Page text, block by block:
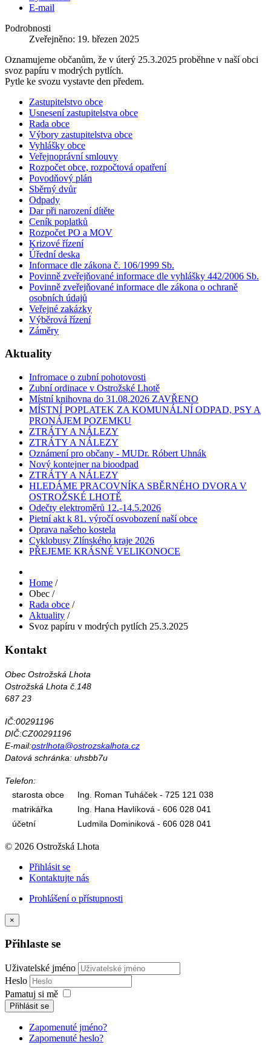
E-mail
Podrobnosti
Zveřejněno: 19. březen 2025
Oznamujeme občanům, že v úterý 25.3.2025 proběhne v naší obci
svoz papíru v modrých pytlích.
Pytle ke svozu vystavte den předem.
Zastupitelstvo obce
Usnesení zastupitelstva obce
Rada obce
Výbory zastupitelstva obce
Vyhlášky obce
Veřejnoprávní smlouvy
Rozpočet obce, rozpočtová opatření
Povodňový plán
Sběrný dvůr
Odpady
Dar při narození dítěte
Ceník poplatků
Rozpočet PO a MOV
Krizové řízení
Úřední deska
Informace dle zákona č. 106/1999 Sb.
Povinně zveřejňované informace dle vyhlášky 442/2006 Sb.
Povinně zveřejňované informace dle zákona o ochraně
osobních údajů
Veřejné zakázky
Výběrová řízení
Záměry
Aktuality
Infromace o zubní pohotovosti
Zubní ordinace v Ostrožské Lhotě
Místní knihovna do 31.08.2026 ZAVŘENO
MÍSTNÍ POPLATEK ZA KOMUNÁLNÍ ODPAD, PSY A
PRONÁJEM POZEMKU
ZTRÁTY A NÁLEZY
ZTRÁTY A NÁLEZY
Oznámení pro občany - MUDr. Róbert Uhnák
Nový kontejner na bioodpad
ZTRÁTY A NÁLEZY
HLEDÁME PRACOVNÍKA SBĚRNÉHO DVORA V
OSTROŽSKÉ LHOTĚ
Odečty elektroměrů 12.-14.5.2026
Pietní akt k 81. výročí osvobození naší obce
Oprava našeho kostela
Cyklobusy Zlínského kraje 2026
PŘEJEME KRÁSNÉ VELIKONOCE
Home /
Obec /
Rada obce /
Aktuality /
Svoz papíru v modrých pytlích 25.3.2025
Kontakt
Obec Ostrožská Lhota
Ostrožská Lhota č.148
687 23
IČ:00291196
DIČ:CZ00291196
E-mail:ostrlhota@ostrozskalhota.cz
Datová schránka: uhsbb7u
Telefon:
starosta obce
Ing. Roman Tuháček - 725 121 038
matrikářka
Ing. Hana Havlíková - 606 028 041
účetní
Ludmila Dominiková - 606 028 041
© 2026 Ostrožská Lhota
Přihlásit se
Kontaktujte nás
Prohlášení o přístupnosti
×
Přihlaste se
Uživatelské jméno
Heslo
Pamatuj si mě
Přihlásit se
Zapomenuté jméno?
Zapomenuté heslo?